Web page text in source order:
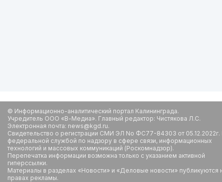
© Информационно-аналитический портал Калининграда.
Учредитель ООО «В-Медиа». Главный редактор: Чистякова Л.С.
Электронная почта: news@kgd.ru.
Свидетельство о регистрации СМИ ЭЛ No ФС77-84303 от
федеральной службой по надзору в сфере связи, информационных
технологий и массовых коммуникаций (Роскомнадзор).
Перепечатка информации возможна только с указанием активной
гиперссылки.
Материалы в разделах «Новости» и «Деловые новости» публикуются
правах рекламы.